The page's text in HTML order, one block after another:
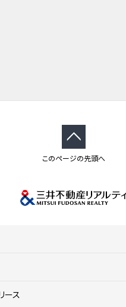
このページの先頭へ
ース